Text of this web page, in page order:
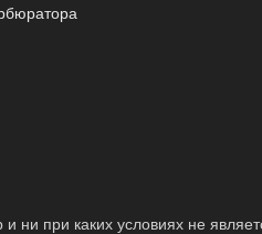
при каких условиях не